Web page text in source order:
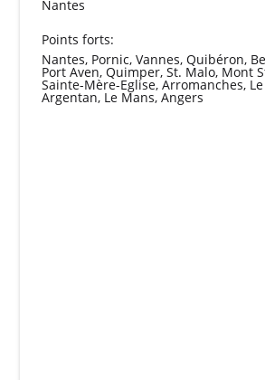
Nantes
Points forts:
Nantes, Pornic, Vannes, Quibéron,
Port Aven, Quimper, St. Malo, Mont
Sainte-Mère-Eglise, Arromanches,
Argentan, Le Mans, Angers